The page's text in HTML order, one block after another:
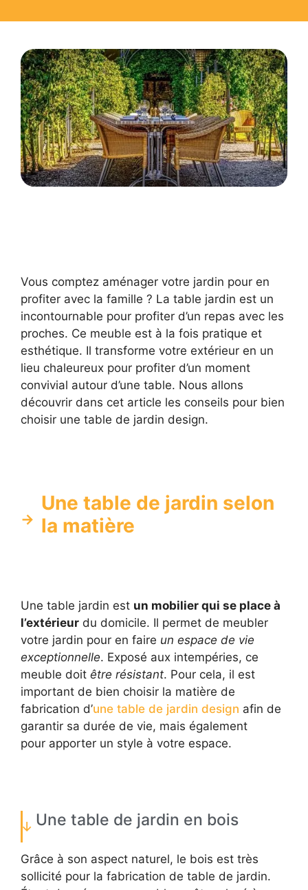
Vous comptez aménager votre jardin pour en
profiter avec la famille ? La table jardin est un
incontournable pour profiter d’un repas avec les
proches. Ce meuble est à la fois pratique et
esthétique. Il transforme votre extérieur en un
lieu chaleureux pour profiter d’un moment
convivial autour d’une table. Nous allons
découvrir dans cet article les conseils pour bien
choisir une table de jardin design.
Une table de jardin selon
la matière
Une table jardin est un mobilier qui se place à
l’extérieur du domicile. Il permet de meubler
votre jardin pour en faire un espace de vie
exceptionnelle. Exposé aux intempéries, ce
meuble doit être résistant. Pour cela, il est
important de bien choisir la matière de
fabrication d’une table de jardin design afin de
garantir sa durée de vie, mais également
pour apporter un style à votre espace.
Une table de jardin en bois
Grâce à son aspect naturel, le bois est très
sollicité pour la fabrication de table de jardin.